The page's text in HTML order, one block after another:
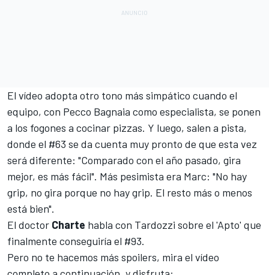
El vídeo adopta otro tono más simpático cuando el
equipo, con Pecco Bagnaia como especialista, se ponen
a los fogones a cocinar pizzas. Y luego, salen a pista,
donde el #63 se da cuenta muy pronto de que esta vez
será diferente: "Comparado con el año pasado, gira
mejor, es más fácil". Más pesimista era Marc: "No hay
grip, no gira porque no hay grip. El resto más o menos
está bien".
El doctor Charte habla con Tardozzi sobre el 'Apto' que
finalmente conseguiría el #93.
Pero no te hacemos más spoilers, mira el vídeo